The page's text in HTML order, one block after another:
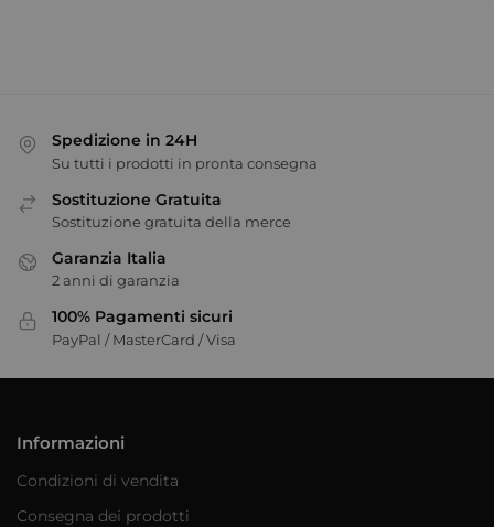
Spedizione in 24H
Su tutti i prodotti in pronta consegna
Sostituzione Gratuita
Sostituzione gratuita della merce
Garanzia Italia
2 anni di garanzia
100% Pagamenti sicuri
PayPal / MasterCard / Visa
Informazioni
Condizioni di vendita
Consegna dei prodotti